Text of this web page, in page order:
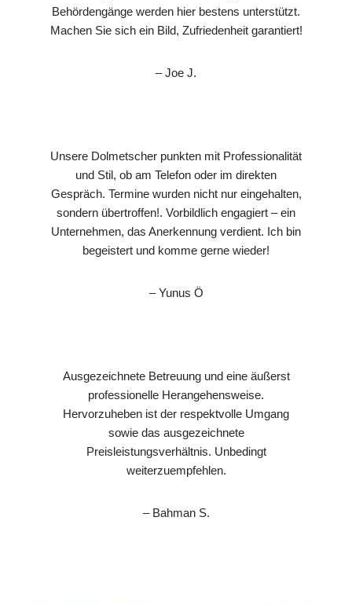
Behördengänge werden hier bestens unterstützt.
Machen Sie sich ein Bild, Zufriedenheit garantiert!
– Joe J.
Unsere Dolmetscher punkten mit Professionalität
und Stil, ob am Telefon oder im direkten
Gespräch. Termine wurden nicht nur eingehalten,
sondern übertroffen!. Vorbildlich engagiert – ein
Unternehmen, das Anerkennung verdient. Ich bin
begeistert und komme gerne wieder!
– Yunus Ö
Ausgezeichnete Betreuung und eine äußerst
professionelle Herangehensweise.
Hervorzuheben ist der respektvolle Umgang
sowie das ausgezeichnete
Preisleistungsverhältnis. Unbedingt
weiterzuempfehlen.
– Bahman S.